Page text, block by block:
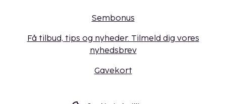
Sembonus
Få tilbud, tips og nyheder. Tilmeld dig vores
nyhedsbrev
Gavekort